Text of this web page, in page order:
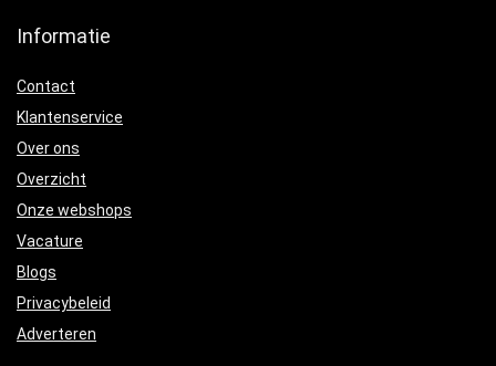
Informatie
Contact
Klantenservice
Over ons
Overzicht
Onze webshops
Vacature
Blogs
Privacybeleid
Adverteren